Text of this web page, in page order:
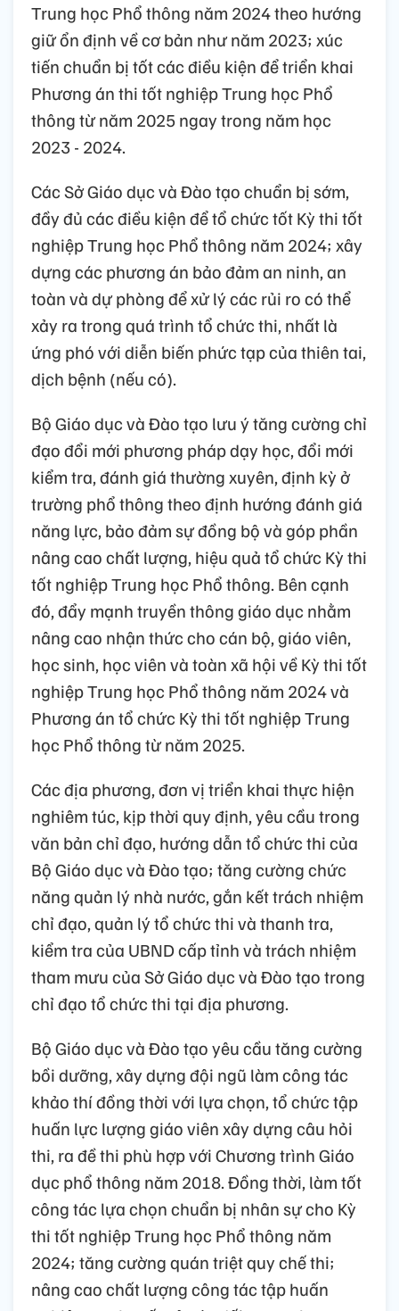
Trung học Phổ thông năm 2024 theo hướng
giữ ổn định về cơ bản như năm 2023; xúc
tiến chuẩn bị tốt các điều kiện để triển khai
Phương án thi tốt nghiệp Trung học Phổ
thông từ năm 2025 ngay trong năm học
2023 - 2024.
Các Sở Giáo dục và Đào tạo chuẩn bị sớm,
đầy đủ các điều kiện để tổ chức tốt Kỳ thi tốt
nghiệp Trung học Phổ thông năm 2024; xây
dựng các phương án bảo đảm an ninh, an
toàn và dự phòng để xử lý các rủi ro có thể
xảy ra trong quá trình tổ chức thi, nhất là
ứng phó với diễn biến phức tạp của thiên tai,
dịch bệnh (nếu có).
Bộ Giáo dục và Đào tạo lưu ý tăng cường chỉ
đạo đổi mới phương pháp dạy học, đổi mới
kiểm tra, đánh giá thường xuyên, định kỳ ở
trường phổ thông theo định hướng đánh giá
năng lực, bảo đảm sự đồng bộ và góp phần
nâng cao chất lượng, hiệu quả tổ chức Kỳ thi
tốt nghiệp Trung học Phổ thông. Bên cạnh
đó, đẩy mạnh truyền thông giáo dục nhằm
nâng cao nhận thức cho cán bộ, giáo viên,
học sinh, học viên và toàn xã hội về Kỳ thi tốt
nghiệp Trung học Phổ thông năm 2024 và
Phương án tổ chức Kỳ thi tốt nghiệp Trung
học Phổ thông từ năm 2025.
Các địa phương, đơn vị triển khai thực hiện
nghiêm túc, kịp thời quy định, yêu cầu trong
văn bản chỉ đạo, hướng dẫn tổ chức thi của
Bộ Giáo dục và Đào tạo; tăng cường chức
năng quản lý nhà nước, gắn kết trách nhiệm
chỉ đạo, quản lý tổ chức thi và thanh tra,
kiểm tra của UBND cấp tỉnh và trách nhiệm
tham mưu của Sở Giáo dục và Đào tạo trong
chỉ đạo tổ chức thi tại địa phương.
Bộ Giáo dục và Đào tạo yêu cầu tăng cường
bồi dưỡng, xây dựng đội ngũ làm công tác
khảo thí đồng thời với lựa chọn, tổ chức tập
huấn lực lượng giáo viên xây dựng câu hỏi
thi, ra đề thi phù hợp với Chương trình Giáo
dục phổ thông năm 2018. Đồng thời, làm tốt
công tác lựa chọn chuẩn bị nhân sự cho Kỳ
thi tốt nghiệp Trung học Phổ thông năm
2024; tăng cường quán triệt quy chế thi;
nâng cao chất lượng công tác tập huấn